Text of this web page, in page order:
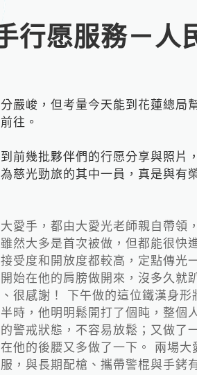
行愿服務－人
嚴峻，但考量今天能到花蓮總局
往。
前幾批夥伴們的行愿分享與照片
慈光勁旅的其中一員，真是與有
愛手，都由大愛光老師親自帶領
然大多是首次被做，但都能很快
受度和開放度都較高，定點傳光
始在他的肩膀做開來，沒多久就
很感謝！ 下午做的這位鐵漢身
時，他明明鬆開打了個盹，整個
警戒狀態，不容易放鬆；又做了
他的後腰又多做了一下。 兩場
，與長期配槍、攜帶警棍與手銬